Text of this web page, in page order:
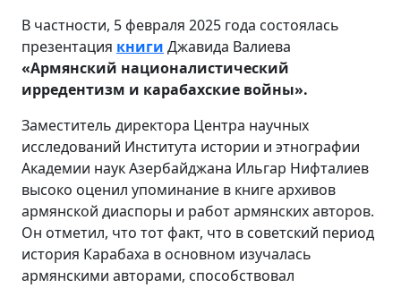
В частности, 5 февраля 2025 года состоялась
презентация книги Джавида Валиева
«Армянский националистический
ирредентизм и карабахские войны».
Заместитель директора Центра научных
исследований Института истории и этнографии
Академии наук Азербайджана Ильгар Нифталиев
высоко оценил упоминание в книге архивов
армянской диаспоры и работ армянских авторов.
Он отметил, что тот факт, что в советский период
история Карабаха в основном изучалась
армянскими авторами, способствовал